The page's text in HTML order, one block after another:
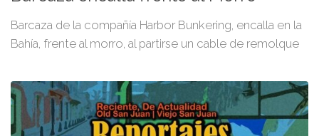
Barcaza de la compañía Harbor Bunkering, encalla en la
Bahía, frente al morro, al partirse un cable de remolque